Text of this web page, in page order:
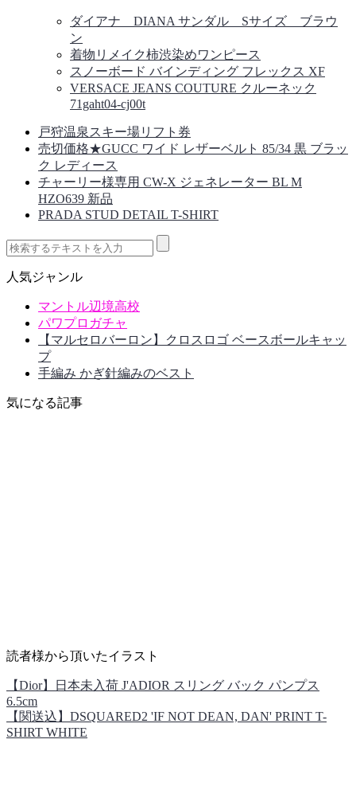
ダイアナ DIANA サンダル Sサイズ ブラウ
ン
着物リメイク柿渋染めワンピース
スノーボード バインディング フレックス XF
VERSACE JEANS COUTURE クルーネック
71gaht04-cj00t
戸狩温泉スキー場リフト券
売切価格★GUCC ワイド レザーベルト 85/34 黒 ブラッ
ク レディース
チャーリー様専用 CW-X ジェネレーター BL M
HZO639 新品
PRADA STUD DETAIL T-SHIRT
人気ジャンル
マントル辺境高校
パワプロガチャ
【マルセロバーロン】クロスロゴ ベースボールキャッ
プ
手編み かぎ針編みのベスト
気になる記事
読者様から頂いたイラスト
【Dior】日本未入荷 J'ADIOR スリング バック パンプス
6.5cm
【関送込】DSQUARED2 'IF NOT DEAN, DAN' PRINT T-
SHIRT WHITE